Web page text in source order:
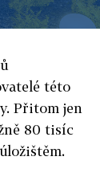
této
Přitom jen
80 tisíc